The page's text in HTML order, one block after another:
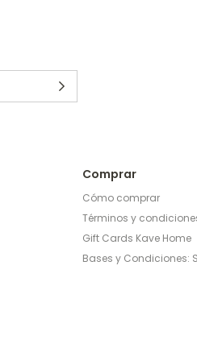
Comprar
Cómo comprar
Términos y
Gift Cards Kave Home
Bases y Condiciones: